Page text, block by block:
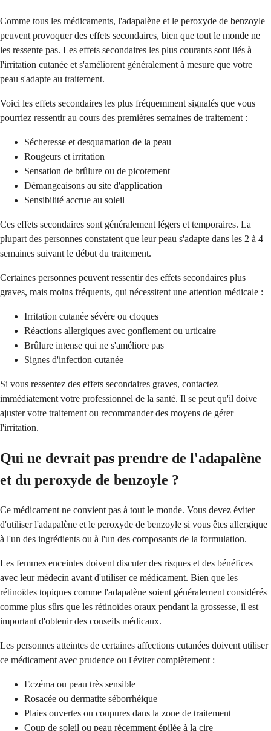
Comme tous les médicaments, l'adapalène et le peroxyde de benzoyle
peuvent provoquer des effets secondaires, bien que tout le monde ne
les ressente pas. Les effets secondaires les plus courants sont liés à
l'irritation cutanée et s'améliorent généralement à mesure que votre
peau s'adapte au traitement.
Voici les effets secondaires les plus fréquemment signalés que vous
pourriez ressentir au cours des premières semaines de traitement :
Sécheresse et desquamation de la peau
Rougeurs et irritation
Sensation de brûlure ou de picotement
Démangeaisons au site d'application
Sensibilité accrue au soleil
Ces effets secondaires sont généralement légers et temporaires. La
plupart des personnes constatent que leur peau s'adapte dans les 2 à 4
semaines suivant le début du traitement.
Certaines personnes peuvent ressentir des effets secondaires plus
graves, mais moins fréquents, qui nécessitent une attention médicale :
Irritation cutanée sévère ou cloques
Réactions allergiques avec gonflement ou urticaire
Brûlure intense qui ne s'améliore pas
Signes d'infection cutanée
Si vous ressentez des effets secondaires graves, contactez
immédiatement votre professionnel de la santé. Il se peut qu'il doive
ajuster votre traitement ou recommander des moyens de gérer
l'irritation.
Qui ne devrait pas prendre de l'adapalène
et du peroxyde de benzoyle ?
Ce médicament ne convient pas à tout le monde. Vous devez éviter
d'utiliser l'adapalène et le peroxyde de benzoyle si vous êtes allergique
à l'un des ingrédients ou à l'un des composants de la formulation.
Les femmes enceintes doivent discuter des risques et des bénéfices
avec leur médecin avant d'utiliser ce médicament. Bien que les
rétinoïdes topiques comme l'adapalène soient généralement considérés
comme plus sûrs que les rétinoïdes oraux pendant la grossesse, il est
important d'obtenir des conseils médicaux.
Les personnes atteintes de certaines affections cutanées doivent utiliser
ce médicament avec prudence ou l'éviter complètement :
Eczéma ou peau très sensible
Rosacée ou dermatite séborrhéique
Plaies ouvertes ou coupures dans la zone de traitement
Coup de soleil ou peau récemment épilée à la cire